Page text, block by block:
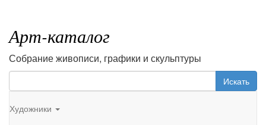
Арт-каталог
Собрание живописи, графики и скульптуры
Искать
Художники